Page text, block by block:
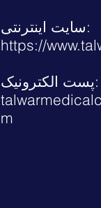
سایت اینترنتی:
https://
پست الکترونیک:
m